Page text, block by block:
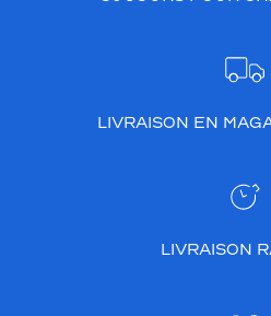
LIVRAISON EN
LIVRAISON